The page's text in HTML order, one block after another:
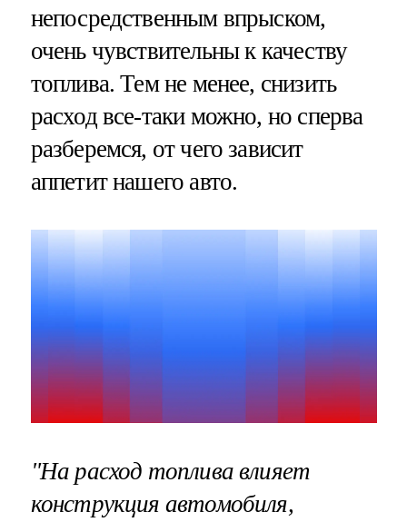
непосредственным впрыском,
очень чувствительны к качеству
топлива. Тем не менее, снизить
расход все-таки можно, но сперва
разберемся, от чего зависит
аппетит нашего авто.
"На расход топлива влияет
конструкция автомобиля,